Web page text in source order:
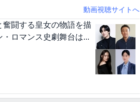
動画視聴サイトへ
奮闘する皇女の物語を描
ロマンス史劇舞台は...